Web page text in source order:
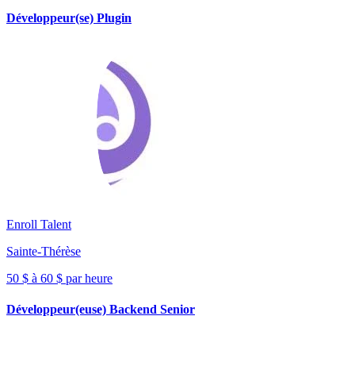
Développeur(se) Plugin
Enroll Talent
Sainte-Thérèse
50 $ à 60 $ par heure
Développeur(euse) Backend Senior